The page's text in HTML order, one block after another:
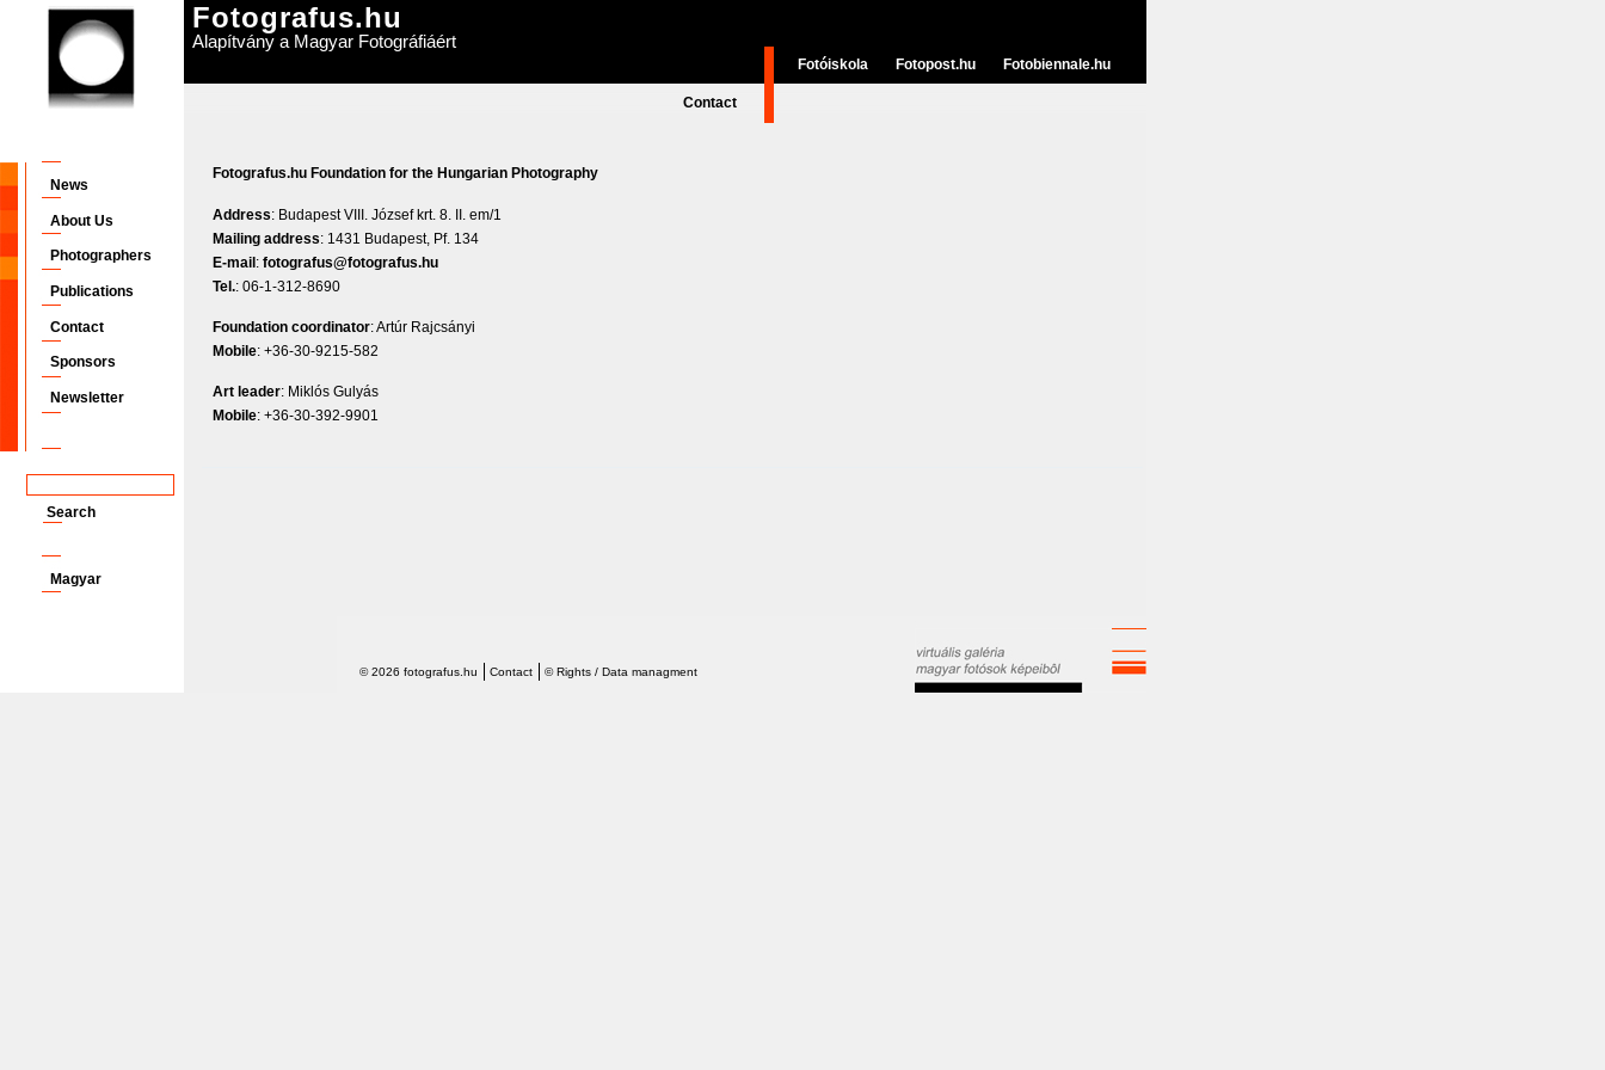
Fotografus.hu
Alapítvány a Magyar Fotográfiáért
Contact
Fotóiskola Fotopost.hu Fotobiennale.hu
News
About Us
Photographers
Publications
Contact
Sponsors
Newsletter
Magyar
Fotografus.hu Foundation for the Hungarian Photography
Address: Budapest VIII. József krt. 8. II. em/1
Mailing address: 1431 Budapest, Pf. 134
E-mail: fotografus@fotografus.hu
Tel.: 06-1-312-8690
Foundation coordinator: Artúr Rajcsányi
Mobile: +36-30-9215-582
Art leader: Miklós Gulyás
Mobile: +36-30-392-9901
© 2026 fotografus.hu Contact ©Rights / Data managment